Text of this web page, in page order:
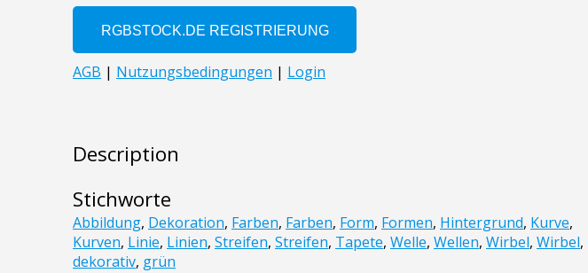
Description
Stichworte
Abbildung, Dekoration, Farben, Farben, Form, Formen, Hintergrund, Kurve,
Kurven, Linie, Linien, Streifen, Streifen, Tapete, Welle, Wellen, Wirbel, Wirbel,
dekorativ, grün